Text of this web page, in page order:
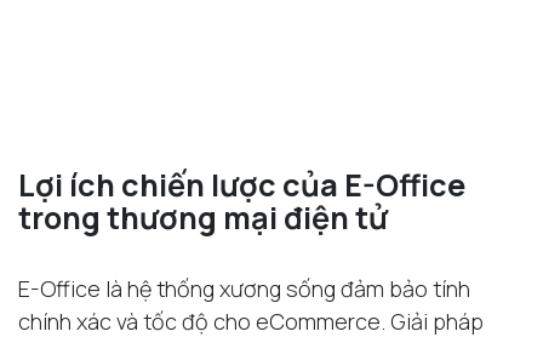
Lợi ích chiến lược của E-Office
trong thương mại điện tử
E-Office là hệ thống xương sống đảm bảo tính
chính xác và tốc độ cho eCommerce. Giải pháp